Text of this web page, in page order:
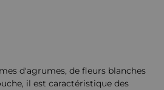
d'agrumes, de fleurs blanches
il est caractéristique des